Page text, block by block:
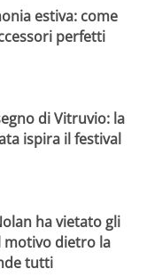
estiva: come
perfetti
di Vitruvio: la
ispira il festival
ha vietato gli
motivo dietro la
tutti